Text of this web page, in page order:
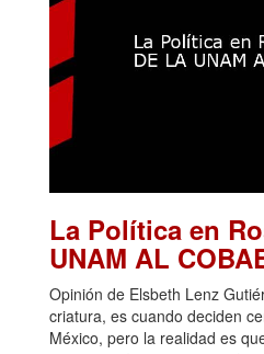
La Política en
UNAM AL
Opinión de Elsbeth Lenz
criatura, es cuando deciden
México, pero la realidad es